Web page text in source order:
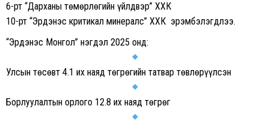
6-рт “Дарханы төмөрлөгийн үйлдвэр” ХХК
10-рт “Эрдэнэс критикал минералс” ХХК эрэмбэлэгдлээ.
“Эрдэнэс Монгол” нэгдэл 2025 онд:
Улсын төсөвт 4.1 их наяд төгрөгийн татвар төвлөрүүлсэн
Борлуулалтын орлого 12.8 их наяд төгрөг